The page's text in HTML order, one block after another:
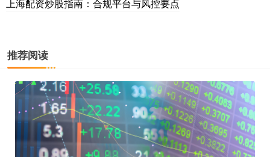
上海配资炒股指南：合规平台与风控要点
推荐阅读